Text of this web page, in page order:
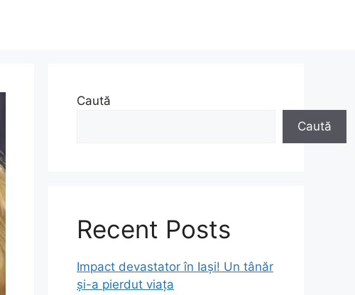
Caută
Caută
Recent Posts
Impact devastator în Iași! Un tânăr
și-a pierdut viața